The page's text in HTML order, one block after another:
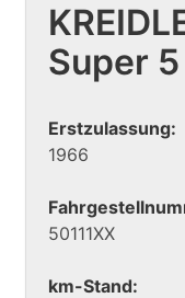
Super
Erstzulassung:
1966
50111XX
km-Stand: